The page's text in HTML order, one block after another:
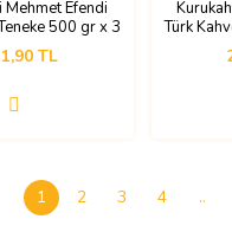
Mehmet Efendi
500 gr x 3
TL
Türk
1 2 3 4 ..